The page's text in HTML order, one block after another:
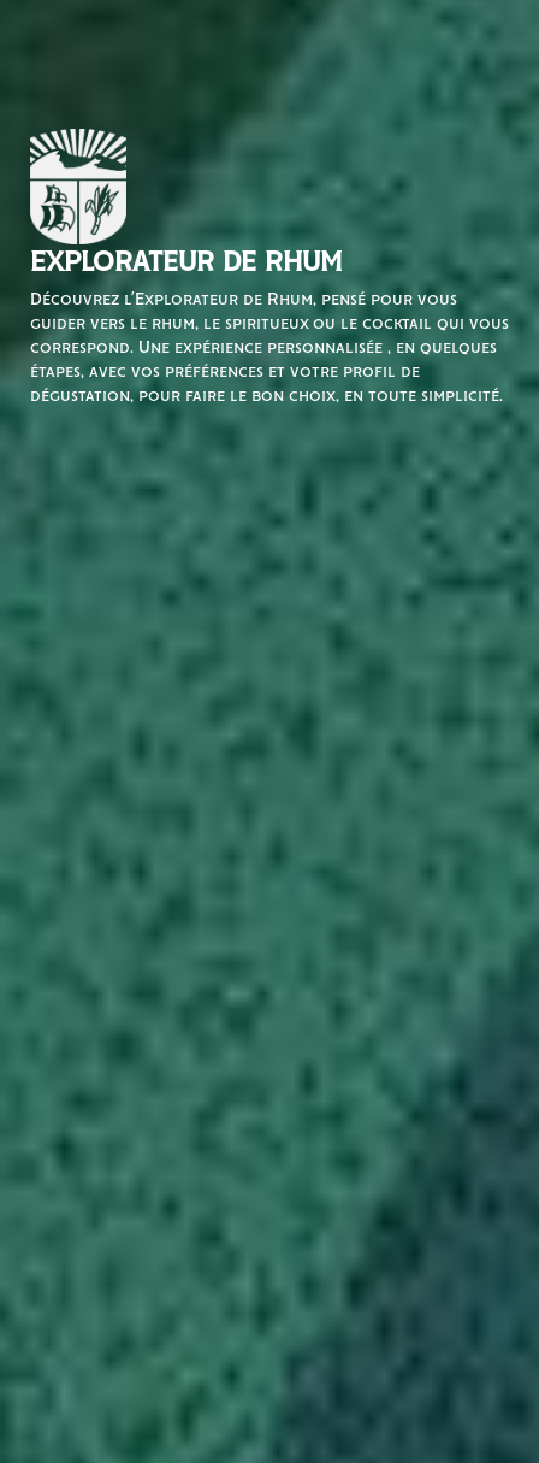
EXPLORATEUR DE RHUM
Découvrez l’Explorateur de Rhum, pensé pour vous
guider vers le rhum, le spiritueux ou le cocktail qui vous
correspond. Une expérience personnalisée , en quelques
étapes, avec vos préférences et votre profil de
dégustation, pour faire le bon choix, en toute simplicité.